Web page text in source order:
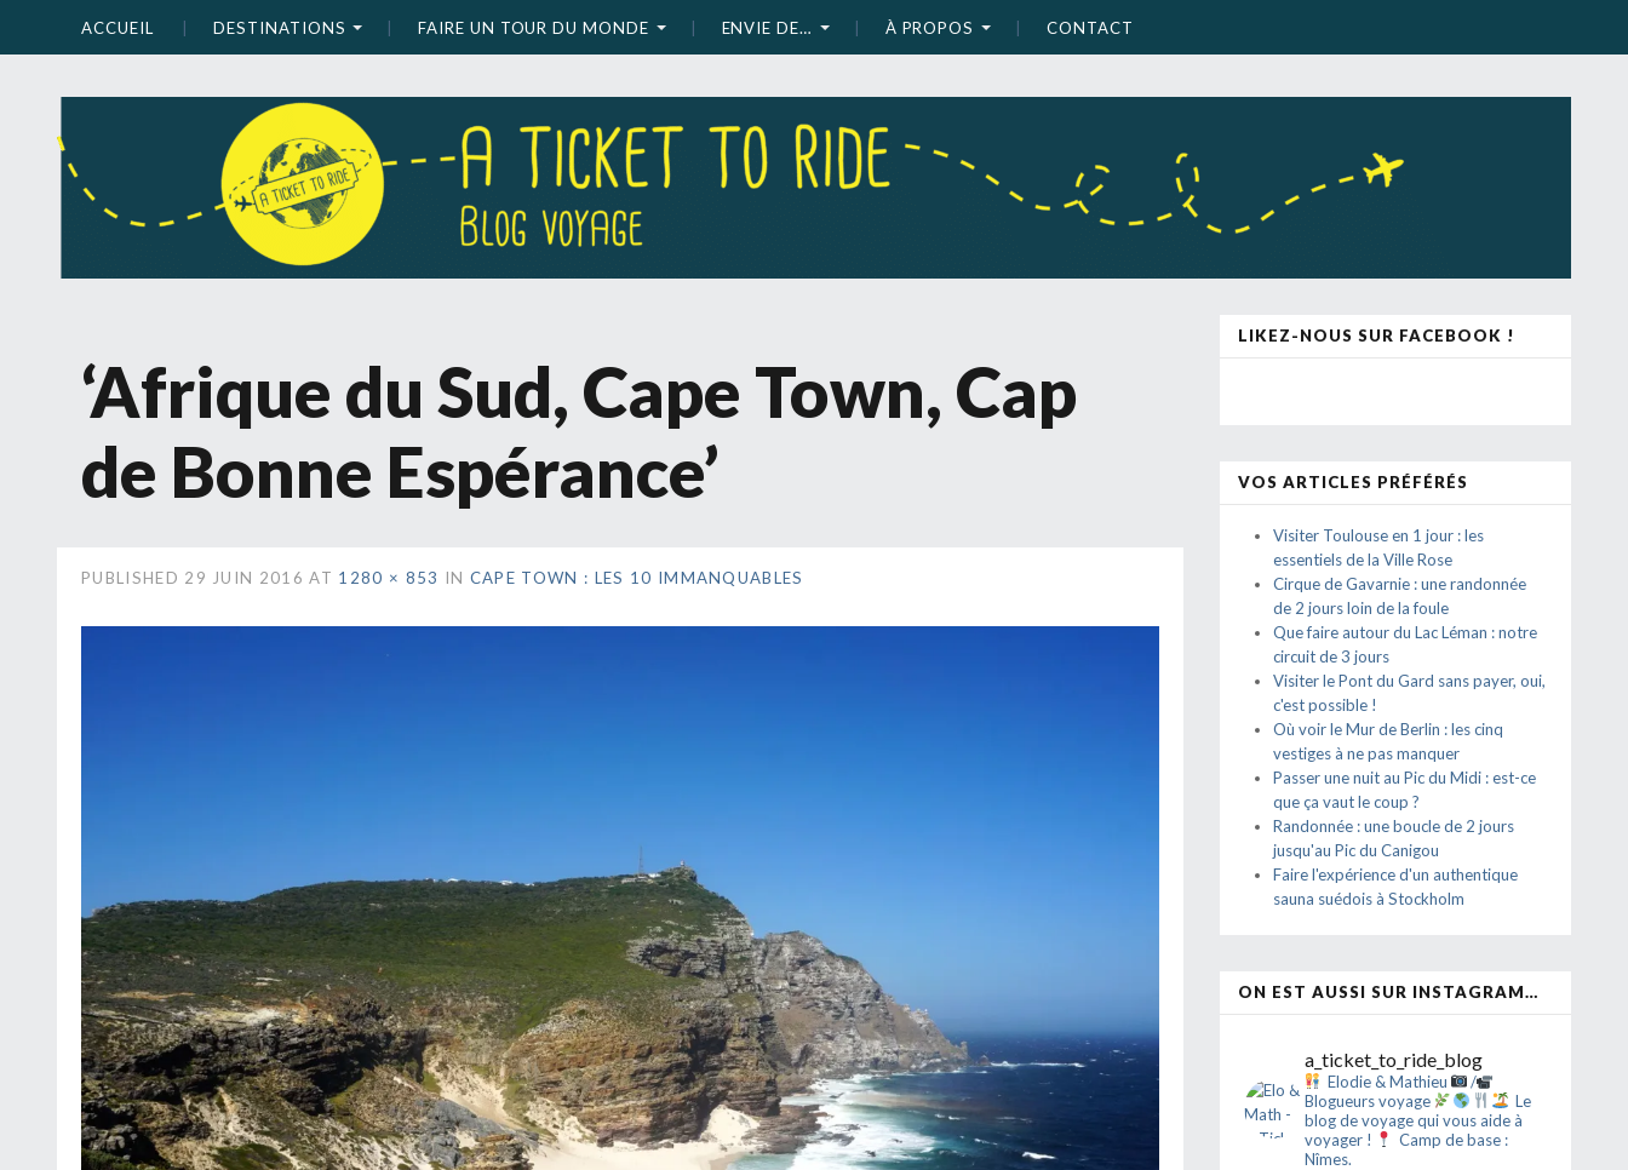
ACCUEIL DESTINATIONS FAIRE UN TOUR DU MONDE ENVIE DE… À PROPOS CONTACT
‘Afrique du Sud, Cape Town, Cap
de Bonne Espérance’
PUBLISHED 29 JUIN 2016 AT 1280 × 853 IN CAPE TOWN : LES 10 IMMANQUABLES
LIKEZ-NOUS SUR FACEBOOK !
VOS ARTICLES PRÉFÉRÉS
Visiter Toulouse en 1 jour : les
essentiels de la Ville Rose
Cirque de Gavarnie : une randonnée
de 2 jours loin de la foule
Que faire autour du Lac Léman : notre
circuit de 3 jours
Visiter le Pont du Gard sans payer, oui,
c'est possible !
Où voir le Mur de Berlin : les cinq
vestiges à ne pas manquer
Passer une nuit au Pic du Midi : est-ce
que ça vaut le coup ?
Randonnée : une boucle de 2 jours
jusqu'au Pic du Canigou
Faire l'expérience d'un authentique
sauna suédois à Stockholm
ON EST AUSSI SUR INSTAGRAM…
a_ticket_to_ride_blog
Elodie & Mathieu
/
Blogueurs voyage
Le
blog de voyage qui vous aide à
voyager !
Camp de base :
Nîmes.